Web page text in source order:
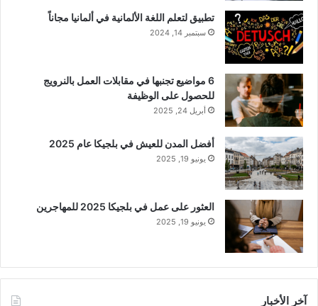
تطبيق لتعلم اللغة الألمانية في ألمانيا مجاناً
سبتمبر 14, 2024
6 مواضيع تجنبها في مقابلات العمل بالنرويج
للحصول على الوظيفة
أبريل 24, 2025
أفضل المدن للعيش في بلجيكا عام 2025
يونيو 19, 2025
العثور على عمل في بلجيكا 2025 للمهاجرين
يونيو 19, 2025
آخر الأخبار